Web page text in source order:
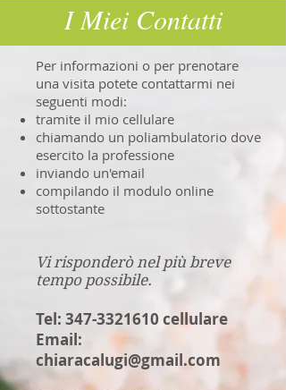
I Miei Contatti
Per informazioni o per prenotare
una visita potete contattarmi nei
seguenti modi:
tramite il mio cellulare
chiamando un poliambulatorio dove
esercito la professione
inviando un'email
compilando il modulo online
sottostante
Vi risponderò nel più breve
tempo possibile.
Tel: 347-3321610 cellulare
Email:
chiaracalugi@gmail.com